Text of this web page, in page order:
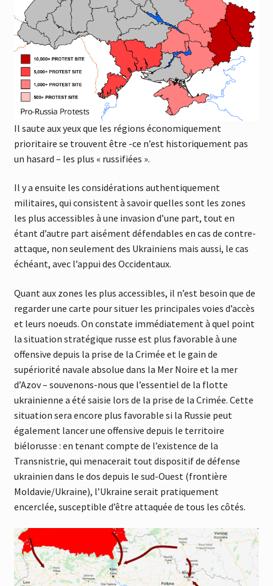
Il saute aux yeux que les régions économiquement
prioritaire se trouvent être -ce n’est historiquement pas
un hasard – les plus « russifiées ».
Il y a ensuite les considérations authentiquement
militaires, qui consistent à savoir quelles sont les zones
les plus accessibles à une invasion d’une part, tout en
étant d’autre part aisément défendables en cas de contre-
attaque, non seulement des Ukrainiens mais aussi, le cas
échéant, avec l’appui des Occidentaux.
Quant aux zones les plus accessibles, il n’est besoin que de
regarder une carte pour situer les principales voies d’accès
et leurs noeuds. On constate immédiatement à quel point
la situation stratégique russe est plus favorable à une
offensive depuis la prise de la Crimée et le gain de
supériorité navale absolue dans la Mer Noire et la mer
d’Azov – souvenons-nous que l’essentiel de la flotte
ukrainienne a été saisie lors de la prise de la Crimée. Cette
situation sera encore plus favorable si la Russie peut
également lancer une offensive depuis le territoire
biélorusse : en tenant compte de l’existence de la
Transnistrie, qui menacerait tout dispositif de défense
ukrainien dans le dos depuis le sud-Ouest (frontière
Moldavie/Ukraine), l’Ukraine serait pratiquement
encerclée, susceptible d’être attaquée de tous les côtés.